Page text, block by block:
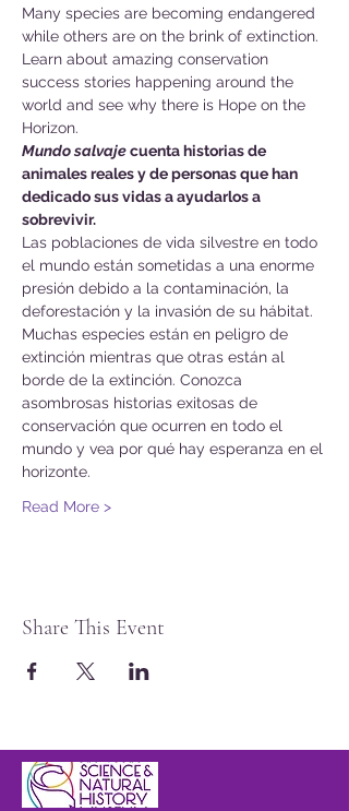
Many species are becoming endangered
while others are on the brink of extinction.
Learn about amazing conservation
success stories happening around the
world and see why there is Hope on the
Horizon.
Mundo salvaje cuenta historias de
animales reales y de personas que han
dedicado sus vidas a ayudarlos a
sobrevivir.
Las poblaciones de vida silvestre en todo
el mundo están sometidas a una enorme
presión debido a la contaminación, la
deforestación y la invasión de su hábitat.
Muchas especies están en peligro de
extinción mientras que otras están al
borde de la extinción. Conozca
asombrosas historias exitosas de
conservación que ocurren en todo el
mundo y vea por qué hay esperanza en el
horizonte.
Read More >
Share This Event